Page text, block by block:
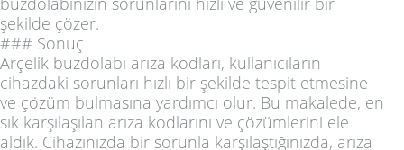
şekilde çözer.
### Sonuç
Arçelik buzdolabı arıza kodları, kullanıcıların
cihazdaki sorunları hızlı bir şekilde tespit etmesine
ve çözüm bulmasına yardımcı olur. Bu makalede, en
sık karşılaşılan arıza kodlarını ve çözümlerini ele
aldık. Cihazınızda bir sorunla karşılaştığınızda, arıza